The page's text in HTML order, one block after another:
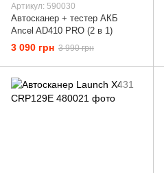
Артикул: 590030
Автосканер + тестер АКБ
Ancel AD410 PRO (2 в 1)
3 090 грн 3 990 грн